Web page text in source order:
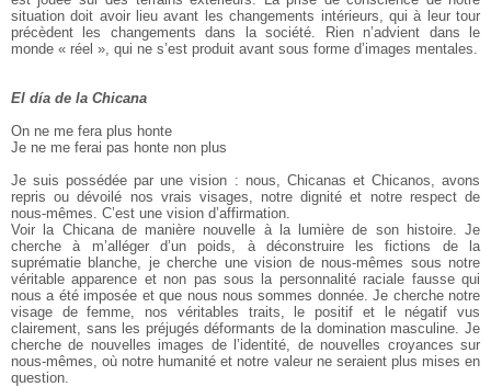
situation doit avoir lieu avant les changements intérieurs, qui à leur tour
précèdent les changements dans la société. Rien n’advient dans le
monde « réel », qui ne s’est produit avant sous forme d’images mentales.
El día de la Chicana
On ne me fera plus honte
Je ne me ferai pas honte non plus
Je suis possédée par une vision : nous, Chicanas et Chicanos, avons
repris ou dévoilé nos vrais visages, notre dignité et notre respect de
nous-mêmes. C’est une vision d’affirmation.
Voir la Chicana de manière nouvelle à la lumière de son histoire. Je
cherche à m’alléger d’un poids, à déconstruire les fictions de la
suprématie blanche, je cherche une vision de nous-mêmes sous notre
véritable apparence et non pas sous la personnalité raciale fausse qui
nous a été imposée et que nous nous sommes donnée. Je cherche notre
visage de femme, nos véritables traits, le positif et le négatif vus
clairement, sans les préjugés déformants de la domination masculine. Je
cherche de nouvelles images de l’identité, de nouvelles croyances sur
nous-mêmes, où notre humanité et notre valeur ne seraient plus mises en
question.